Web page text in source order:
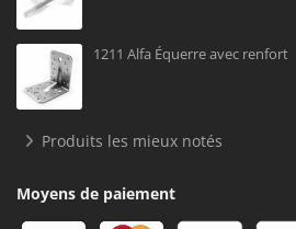
1211 Alfa Équerre avec renfort
Produits les mieux notés
Moyens de paiement